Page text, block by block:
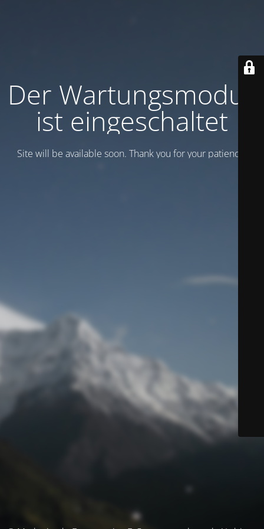
Der Wartungsmodus
ist eingeschaltet
Site will be available soon. Thank you for your patience!